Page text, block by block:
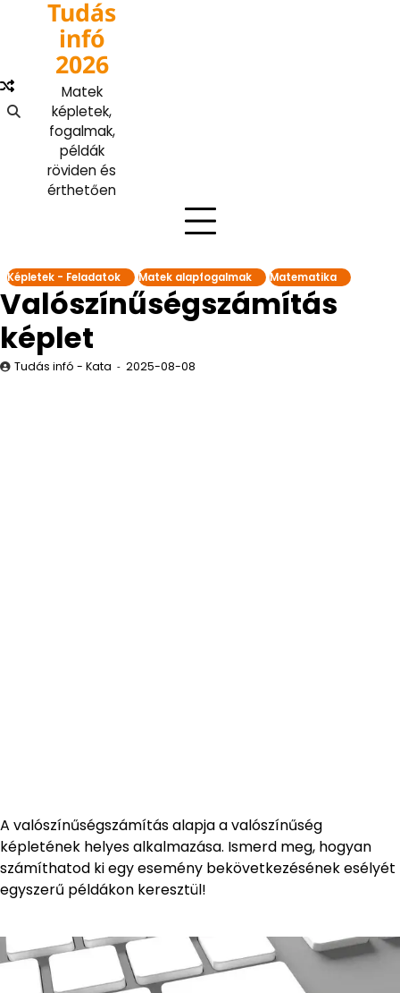
Tudás
infó
2026
Matek
képletek,
fogalmak,
példák
röviden és
érthetően
Képletek - Feladatok Matek alapfogalmak Matematika
Valószínűségszámítás
képlet
Tudás infó - Kata 2025-08-08
A valószínűségszámítás alapja a valószínűség
képletének helyes alkalmazása. Ismerd meg, hogyan
számíthatod ki egy esemény bekövetkezésének esélyét
egyszerű példákon keresztül!